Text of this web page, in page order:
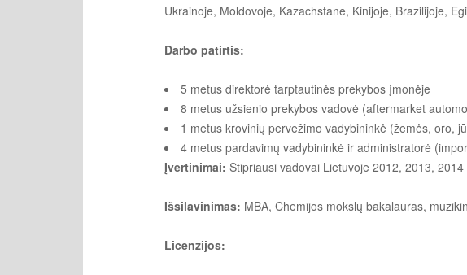
Ukrainoje, Moldovoje, Kazachstane, Kinijoje, Brazilijoje,
Darbo patirtis:
5 metus direktorė tarptautinės prekybos įmonėje
8 metus užsienio prekybos vadovė (aftermarket
1 metus krovinių pervežimo vadybininkė (žemės, oro,
4 metus pardavimų vadybininkė ir administratorė
Įvertinimai: Stipriausi vadovai Lietuvoje 2012, 2013,
Išsilavinimas: MBA, Chemijos mokslų bakalauras,
Licenzijos: